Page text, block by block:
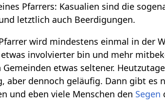
Pfarrers: Kasualien sind die
letztlich auch Beerdigungen.
wird mindestens einmal in der
involvierter bin und mehr
etwas seltener.
aber dennoch geläufig. Dann gibt es
und eben viele Menschen den Segen